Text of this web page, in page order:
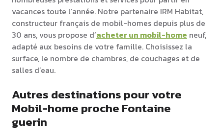
vacances toute l’année. Notre partenaire IRM Habitat,
constructeur français de mobil-homes depuis plus de
30 ans, vous propose d’acheter un mobil-home neuf,
adapté aux besoins de votre famille. Choisissez la
surface, le nombre de chambres, de couchages et de
salles d’eau.
Autres destinations pour votre
Mobil-home proche Fontaine
guerin